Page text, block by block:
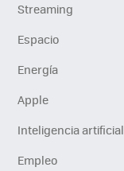
Streaming
Espacio
Energía
Apple
Inteligencia artificial
Empleo